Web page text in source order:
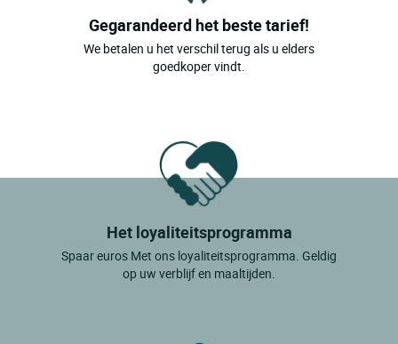
Gegarandeerd het beste tarief!
We betalen u het verschil terug als u elders
goedkoper vindt.
Het loyaliteitsprogramma
Spaar euros Met ons loyaliteitsprogramma. Geldig
op uw verblijf en maaltijden.